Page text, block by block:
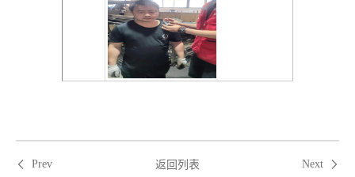
Prev 返回列表 Next